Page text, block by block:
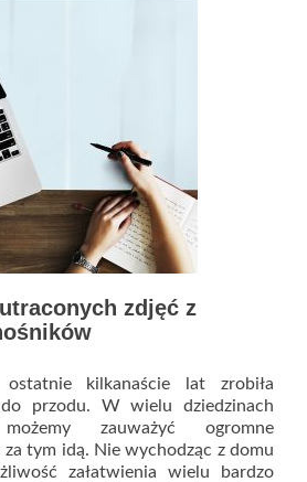
zdjęć z
ostatnie kilkanaście lat zrobiła
przodu. W wielu dziedzinach
zauważyć ogromne
tym idą. Nie wychodząc z domu
załatwienia wielu bardzo